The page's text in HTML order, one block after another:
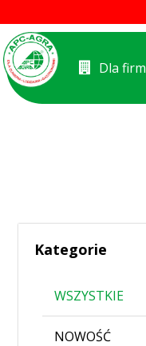
Dla firm
Kategorie
WSZYSTKIE
NOWOŚĆ